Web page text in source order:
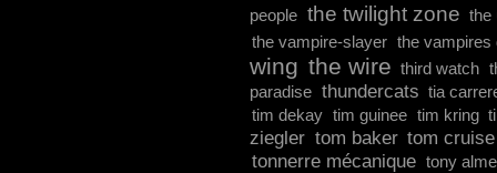
people the twilight zone the
the vampire-slayer the vampires
wing the wire third watch
paradise thundercats tia
tim dekay tim guinee tim kring
ziegler tom baker tom cruise
tonnerre mécanique tony